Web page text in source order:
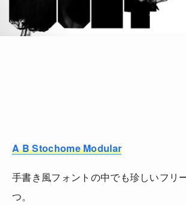
A B Stochome Modular
手書き風フォントの中でも珍しいフリ
つ。